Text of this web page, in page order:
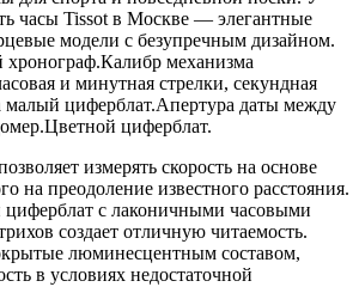
часы Tissot в Москве — элегантные
модели с безупречным дизайном.
механизма
и минутная стрелки, секундная
малый циферблат.Апертура даты между
циферблат.
измерять скорость на основе
на преодоление известного расстояния.
с лаконичными часовыми
создает отличную читаемость.
люминесцентным составом,
в условиях недостаточной